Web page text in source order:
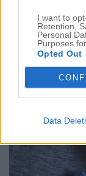
I want to
Retention,
Personal
Purposes
Opted Out
Data
börja planera,
morgon. Men